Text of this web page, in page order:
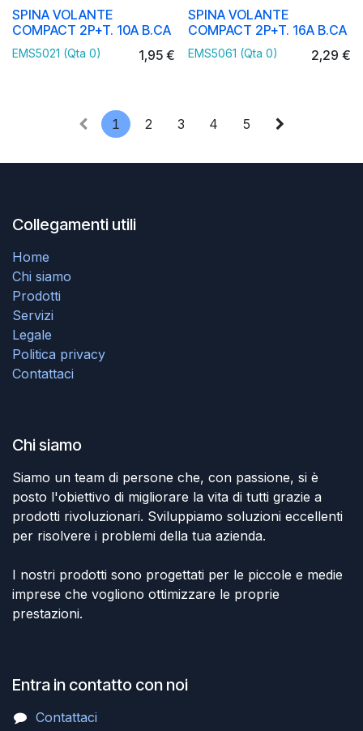
SPINA VOLANTE
COMPACT 2P+T. 10A B.CA
EMS5021 (Qta 0) 1,95€
SPINA VOLANTE
COMPACT 2P+T. 16A B.CA
EMS5061 (Qta 0) 2,29 €
1 2 3 4 5
Collegamenti utili
Home
Chi siamo
Prodotti
Servizi
Legale
Politica privacy
Contattaci
Chi siamo
Siamo un team di persone che, con passione, si è
posto l'obiettivo di migliorare la vita di tutti grazie a
prodotti rivoluzionari. Sviluppiamo soluzioni eccellenti
per risolvere i problemi della tua azienda.
I nostri prodotti sono progettati per le piccole e medie
imprese che vogliono ottimizzare le proprie
prestazioni.
Entra in contatto con noi
Contattaci